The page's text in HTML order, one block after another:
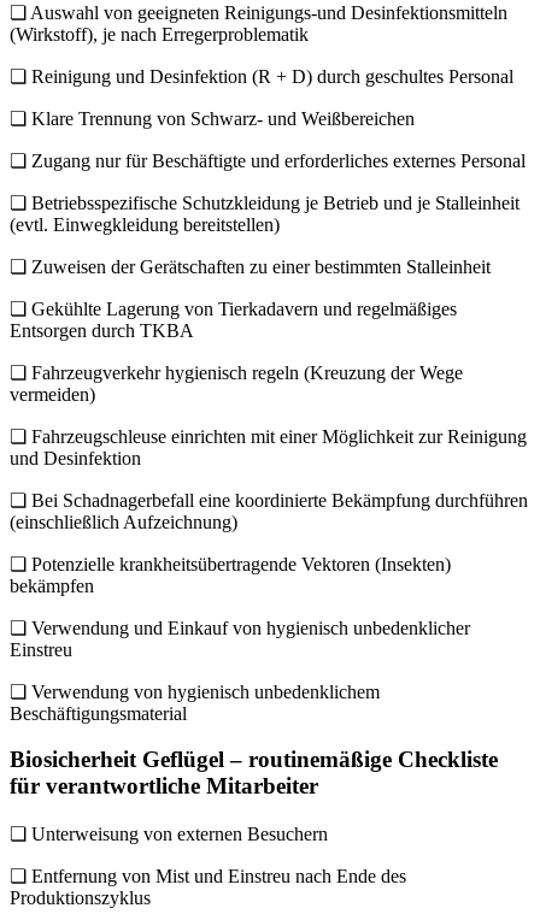
❏ Auswahl von geeigneten Reinigungs-und Desinfektionsmitteln
(Wirkstoff), je nach Erregerproblematik
❏ Reinigung und Desinfektion (R + D) durch geschultes Personal
❏ Klare Trennung von Schwarz- und Weißbereichen
❏ Zugang nur für Beschäftigte und erforderliches externes Personal
❏ Betriebsspezifische Schutzkleidung je Betrieb und je Stalleinheit
(evtl. Einwegkleidung bereitstellen)
❏ Zuweisen der Gerätschaften zu einer bestimmten Stalleinheit
❏ Gekühlte Lagerung von Tierkadavern und regelmäßiges
Entsorgen durch TKBA
❏ Fahrzeugverkehr hygienisch regeln (Kreuzung der Wege
vermeiden)
❏ Fahrzeugschleuse einrichten mit einer Möglichkeit zur Reinigung
und Desinfektion
❏ Bei Schadnagerbefall eine koordinierte Bekämpfung durchführen
(einschließlich Aufzeichnung)
❏ Potenzielle krankheitsübertragende Vektoren (Insekten)
bekämpfen
❏ Verwendung und Einkauf von hygienisch unbedenklicher
Einstreu
❏ Verwendung von hygienisch unbedenklichem
Beschäftigungsmaterial
Biosicherheit Geflügel – routinemäßige Checkliste
für verantwortliche Mitarbeiter
❏ Unterweisung von externen Besuchern
❏ Entfernung von Mist und Einstreu nach Ende des
Produktionszyklus